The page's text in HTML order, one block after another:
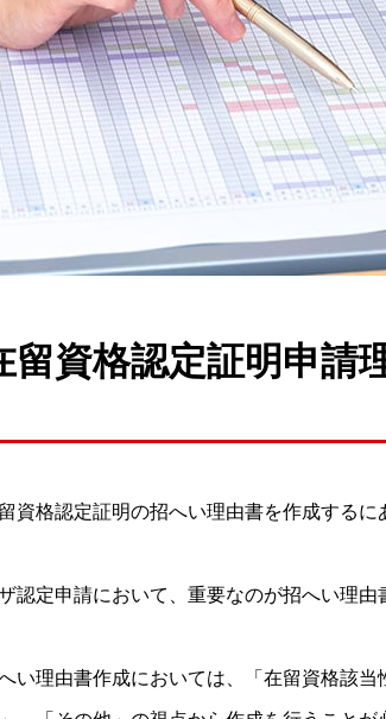
留資格認定証明申請
資格認定証明の招へい理由書を作成するに
認定申請において、重要なのが招へい理由
い理由書作成においては、「在留資格該